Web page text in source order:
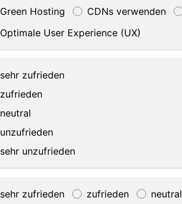
Green Hosting CDNs verwenden
Optimale User Experience (UX)
sehr zufrieden
zufrieden
neutral
unzufrieden
sehr unzufrieden
sehr zufrieden zufrieden neutral